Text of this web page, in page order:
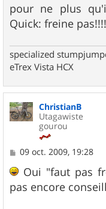
pour ne plus
Quick: freine pas!!!!
specialized
eTrex Vista HCX
ChristianB
Utagawiste
gourou
M
s
a
09 oct. 2009, 19:28
Oui "faut pas
pas encore